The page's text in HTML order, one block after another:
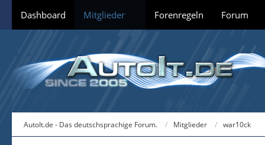
Dashboard Mitglieder Forenregeln Forum
AutoIt.de - Das deutschsprachige Forum. Mitglieder war10ck